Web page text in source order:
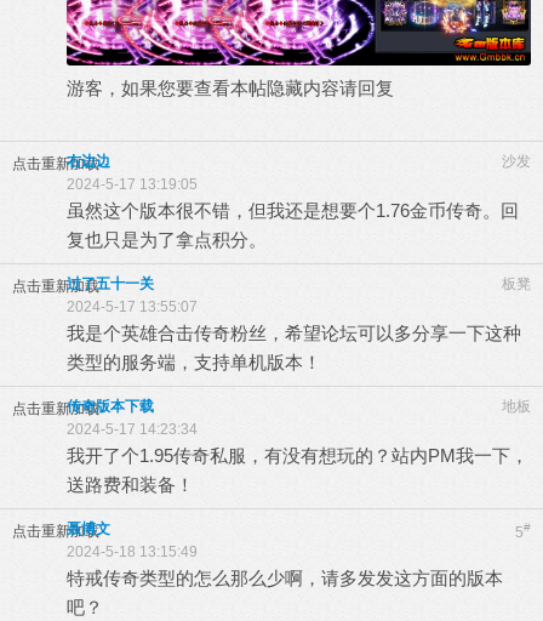
游客，如果您要查看本帖隐藏内容请回复
点击重新加载 沙发
右边边
2024-5-17 13:19:05
虽然这个版本很不错，但我还是想要个1.76金币传奇。回
复也只是为了拿点积分。
点击重新加载 板凳
过了五十一关
2024-5-17 13:55:07
我是个英雄合击传奇粉丝，希望论坛可以多分享一下这种
类型的服务端，支持单机版本！
点击重新加载 地板
传奇版本下载
2024-5-17 14:23:34
我开了个1.95传奇私服，有没有想玩的？站内PM我一下，
送路费和装备！
点击重新加载 5#
聂博文
2024-5-18 13:15:49
特戒传奇类型的怎么那么少啊，请多发发这方面的版本
吧？